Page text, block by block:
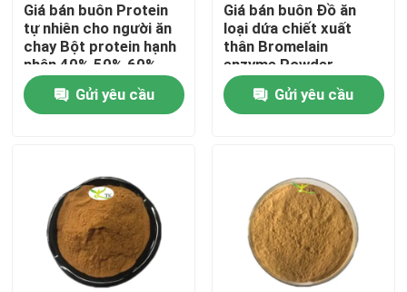
Sản phẩm
Về chúng tôi
Giá bán buôn Protein
tự nhiên cho người ăn
chay Bột protein hạnh
nhân 40% 50% 60%
Gửi yêu cầu
Giá bán buôn Đồ ăn
loại dứa chiết xuất
thân Bromelain
enzyme Powder
1200/2400 GDU
Gửi yêu cầu